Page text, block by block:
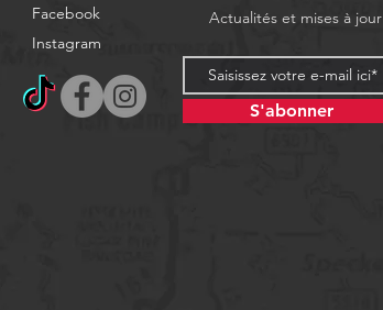
Facebook
Instagram
Actualités et mises à jour
S'abonner